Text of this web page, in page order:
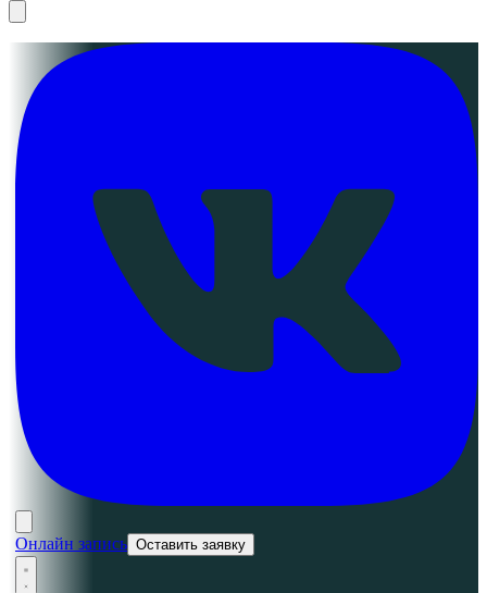
Онлайн запись Оставить заявку